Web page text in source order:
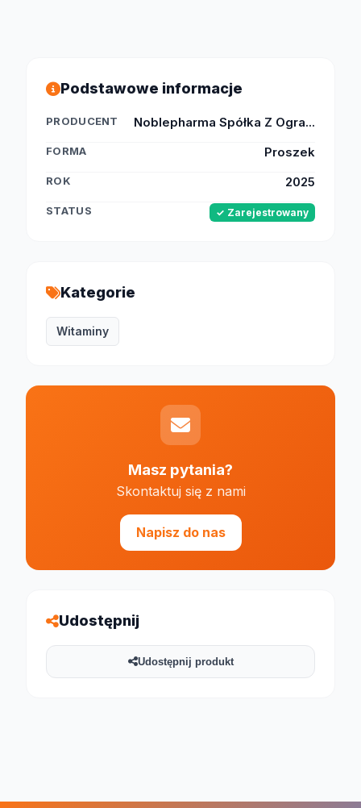
Podstawowe informacje
PRODUCENT Noblepharma Spółka Z Ogra...
FORMA Proszek
ROK 2025
STATUS ✓ Zarejestrowany
Kategorie
Witaminy
Masz pytania?
Skontaktuj się z nami
Napisz do nas
Udostępnij
Udostępnij produkt